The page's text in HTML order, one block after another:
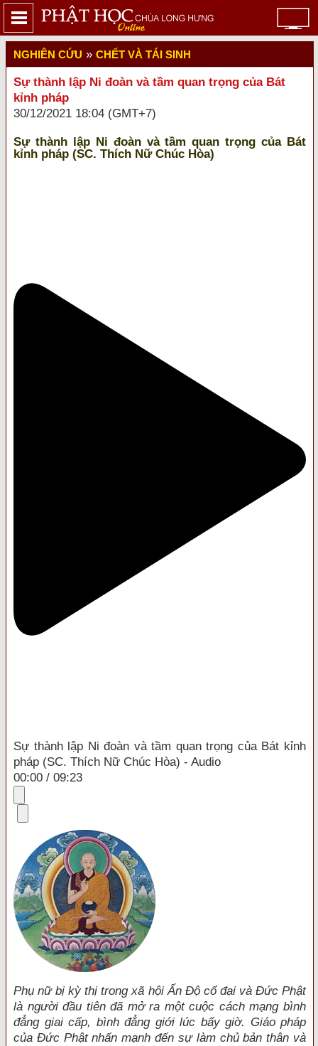
NGHIÊN CỨU » CHẾT VÀ TÁI SINH
Sự thành lập Ni đoàn và tầm quan trọng của Bát
kỉnh pháp
30/12/2021 18:04 (GMT+7)
Sự thành lập Ni đoàn và tầm quan trọng của Bát
kỉnh pháp (SC. Thích Nữ Chúc Hòa)
Sự thành lập Ni đoàn và tầm quan trọng của Bát kỉnh
pháp (SC. Thích Nữ Chúc Hòa) - Audio
00:00 / 09:23
Phụ nữ bị kỳ thị trong xã hội Ấn Độ cổ đại và Đức Phật
là người đầu tiên đã mở ra một cuộc cách mạng bình
đẳng giai cấp, bình đẳng giới lúc bấy giờ. Giáo pháp
của Đức Phật nhấn mạnh đến sự làm chủ bản thân và